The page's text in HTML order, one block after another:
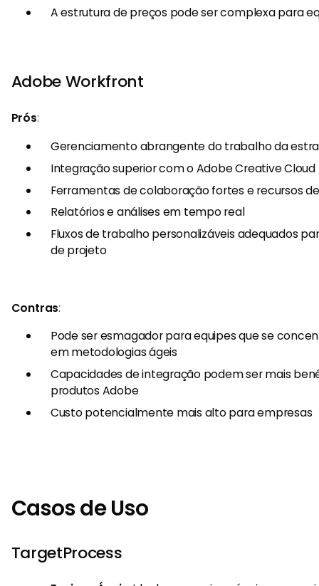
A estrutura de preços pode ser complexa para
Adobe Workfront
Prós:
Gerenciamento abrangente do trabalho da
Integração superior com o Adobe Creative Cloud
Ferramentas de colaboração fortes e recursos
Relatórios e análises em tempo real
Fluxos de trabalho personalizáveis adequados
de projeto
Contras:
Pode ser esmagador para equipes que se
em metodologias ágeis
Capacidades de integração podem ser mais
produtos Adobe
Custo potencialmente mais alto para empresas
Casos de Uso
TargetProcess